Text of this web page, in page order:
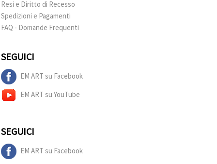
Resi e Diritto di Recesso
Spedizioni e Pagamenti
FAQ - Domande Frequenti
SEGUICI
EM ART su Facebook
EM ART su YouTube
SEGUICI
EM ART su Facebook